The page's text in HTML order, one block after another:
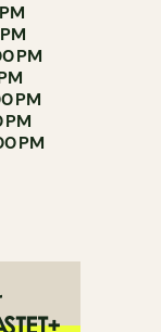
PM
PM
PM
PM